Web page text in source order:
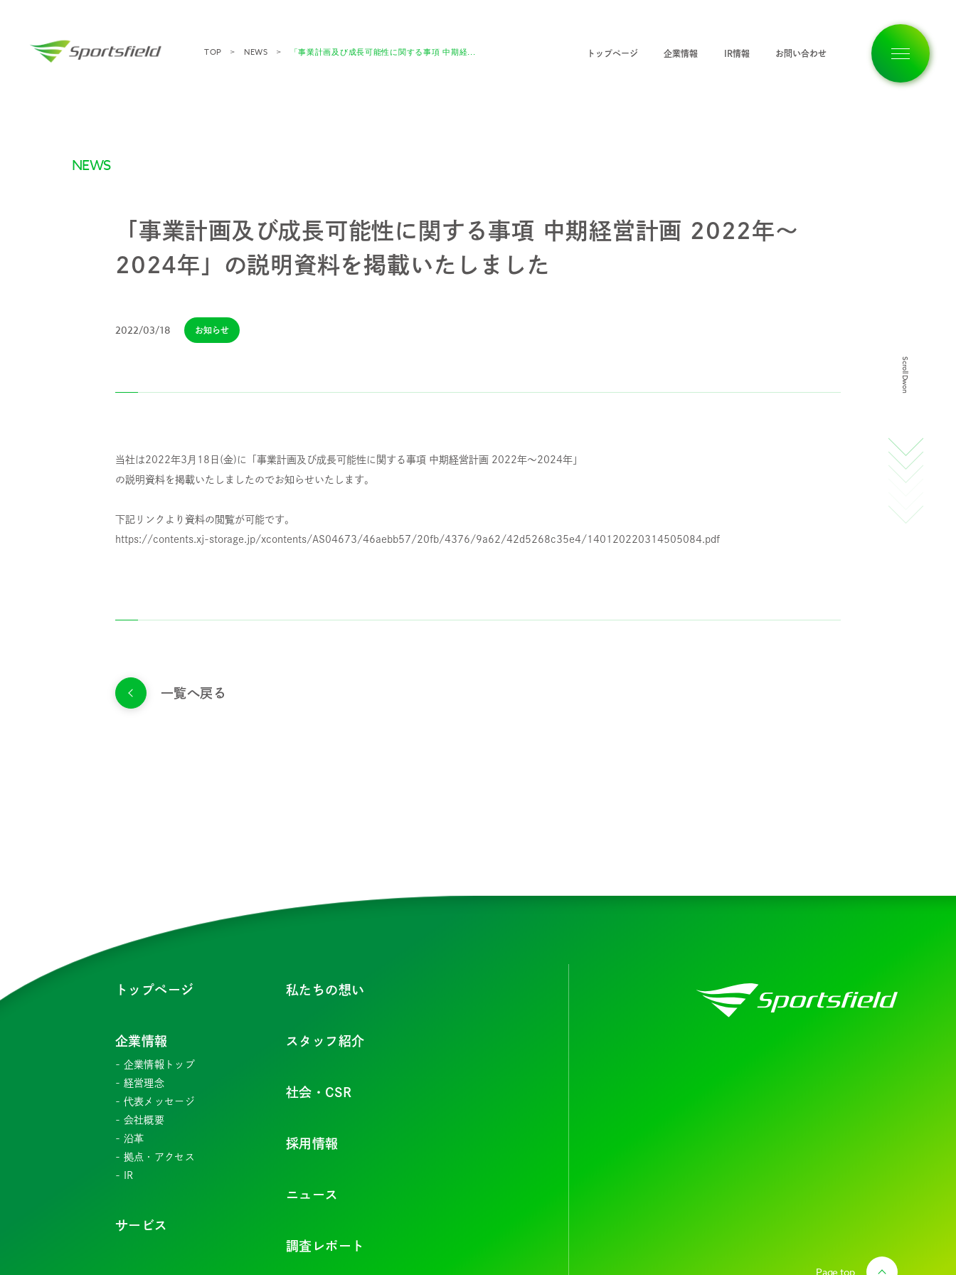
トップページ 企業情報 IR情報 お問い合わせ
私たちの想い
TOP NEWS 「事業計画及び成長可能性に関する事項 中期経...
Scroll Dwon
NEWS
「事業計画及び成長可能性に関する事項 中期経営計画 2022年～
2024年」の説明資料を掲載いたしました
2022/03/18 お知らせ
当社は2022年3月18日(金)に「事業計画及び成長可能性に関する事項 中期経営計画 2022年～2024年」
の説明資料を掲載いたしましたのでお知らせいたします。
下記リンクより資料の閲覧が可能です。
https://contents.xj-storage.jp/xcontents/AS04673/46aebb57/20fb/4376/9a62/42d5268c35e4/140120220314505084.pdf
一覧へ戻る
Page top
トップページ
企業情報
企業情報トップ
経営理念
代表メッセージ
会社概要
沿革
拠点・アクセス
IR
サービス
私たちの想い
スタッフ紹介
社会・CSR
採用情報
ニュース
調査レポート